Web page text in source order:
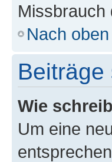
Missbrauch
Nach oben
Beiträge
Wie
Um eine